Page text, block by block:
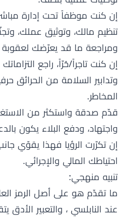
إن كنت موظفاً تحت إدارة
تنظيم مالك، وتوثيق عملك،
ومراجعة ما قد يعرّضك لعقوبة
إن كنت تاجراً/حُرّاً، راجع
وتدابير السلامة من الحرائق
المخاطر.
قدّم صدقة واستكثر من
واجتهاد، ودفع البلاء يكون
إن تكرّرت الرؤيا فهذا يقوّي
احتياطك المالي والإجرائي.
تنبيه منهجي:
ما تقدّم هو على أصل الرمز
عند النابلسي ، والتعبير